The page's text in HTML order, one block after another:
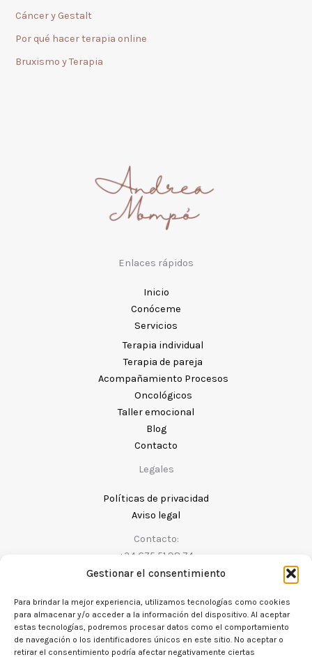
Gestionar el consentimiento
Para brindar la mejor experiencia, utilizamos tecnologías como cookies
para almacenar y/o acceder a la información del dispositivo. Al aceptar
estas tecnologías, podremos procesar datos como el comportamiento
de navegación o los identificadores únicos en este sitio. No aceptar o
retirar el consentimiento podría afectar negativamente ciertas
Cáncer y Gestalt
Por qué hacer terapia online
Bruxismo y Terapia
Enlaces rápidos
Inicio
Conóceme
Servicios
Terapia individual
Terapia de pareja
Acompañamiento Procesos
Oncológicos
Taller emocional
Blog
Contacto
Legales
Políticas de privacidad
Aviso legal
Contacto:
+34 675 51 98 74